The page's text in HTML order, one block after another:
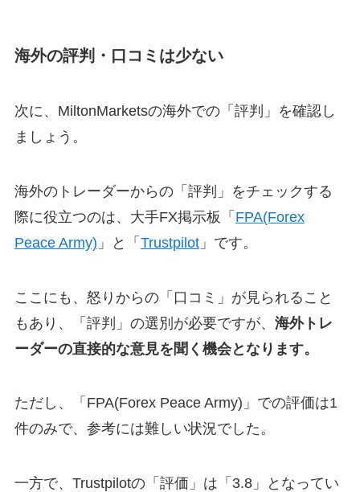
海外の評判・口コミは少ない
次に、MiltonMarketsの海外での「評判」を確認し
ましょう。
海外のトレーダーからの「評判」をチェックする
際に役立つのは、大手FX掲示板「 FPA(Forex
Peace Army) 」と「 Trustpilot」です。
ここにも、怒りからの「口コミ」が見られること
もあり、「評判」の選別が必要ですが、 海外トレ
ーダーの直接的な意見を聞く機会となります。
ただし、「FPA(Forex Peace Army)」での評価は1
件のみで、参考には難しい状況でした。
一方で、Trustpilotの「評価」は「3.8」となってい